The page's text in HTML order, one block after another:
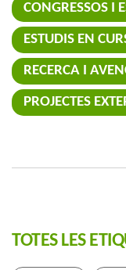
CONGRESSOS I
ESTUDIS EN
RECERCA I
PROJECTES
TOTES LES